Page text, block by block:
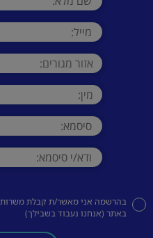
בהרשמה אני מאשר/ת קבלת משרות
באתר (אנחנו נעבוד בשבילך)